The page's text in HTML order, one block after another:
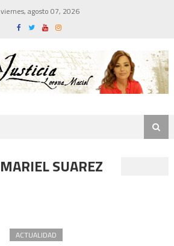
viernes, agosto 07, 2026
MARIEL SUAREZ
ACTUALIDAD